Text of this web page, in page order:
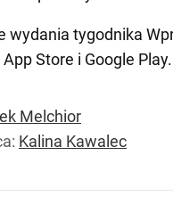
wydania tygodnika
App Store i Google Play.
Melchior
Kalina Kawalec